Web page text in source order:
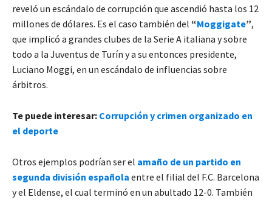
reveló un escándalo de corrupción que ascendió hasta los 12
millones de dólares. Es el caso también del “Moggigate”,
que implicó a grandes clubes de la Serie A italiana y sobre
todo a la Juventus de Turín y a su entonces presidente,
Luciano Moggi, en un escándalo de influencias sobre
árbitros.
Te puede interesar: Corrupción y crimen organizado en
el deporte
Otros ejemplos podrían ser el amaño de un partido en
segunda división española entre el filial del F.C. Barcelona
y el Eldense, el cual terminó en un abultado 12-0. También